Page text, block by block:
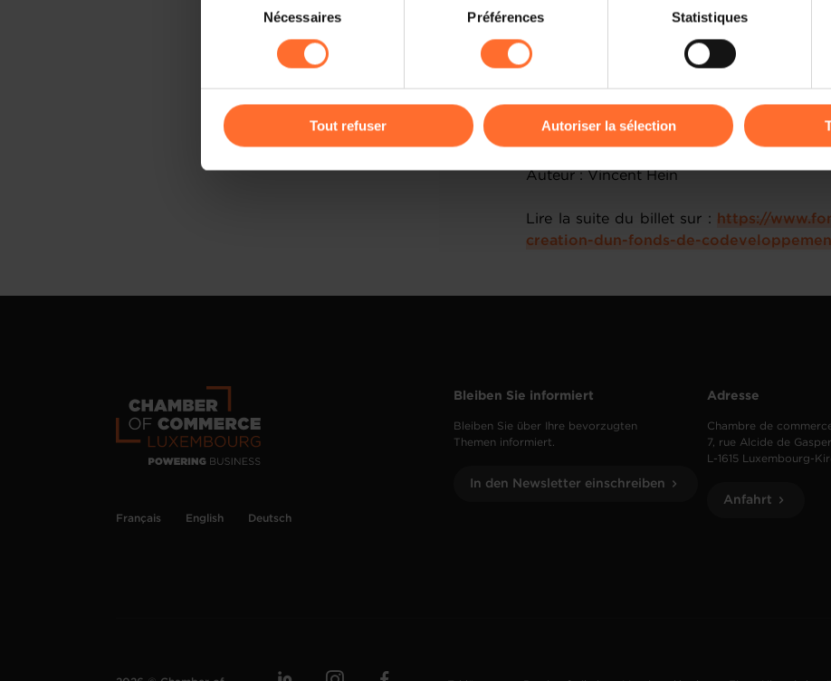
Il est précisé que la navigation sur le site et certaines fonctionnalités (ex : lecture de vidéos,
cas de refus de tous les cookies ou des cookies non nécessaires.
gauche de chaque page.
Charte d’usage des cookies
consentement
Nécessaires Préférences Statistiques
Tout refuser Autoriser la sélection
Ce fonds pourrait servir à lancer des
collectivités voisines, des
sociaux, environnementaux… avec une
contribuant à renforcer la cohésion,
transfrontalier pris dans son ensemble.
Auteur : Vincent Hein
Lire la suite du billet sur :
https://
creation-dun-fonds-de-
Français English Deutsch
Bleiben Sie informiert
Bleiben Sie über Ihre bevorzugten
Themen informiert.
In den Newsletter einschreiben
Adresse
Chambre de
7, rue Alcide de
L-1615 Luxembourg-
Anfahrt